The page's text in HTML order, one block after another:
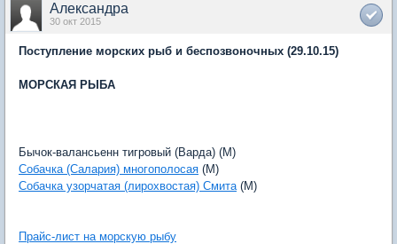
Александра
30 окт 2015
Поступление морских рыб и беспозвоночных (29.10.15)
МОРСКАЯ РЫБА
Бычок-валансьенн тигровый (Варда) (M)
Собачка (Салария) многополосая (M)
Собачка узорчатая (лирохвостая) Смита(M)
Прайс-лист на морскую рыбу